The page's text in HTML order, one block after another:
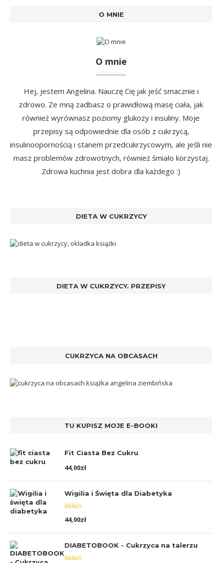
O MNIE
O mnie
Hej, jestem Angelina. Nauczę Cię jak jeść smacznie i
zdrowo. Ze mną zadbasz o prawidłową masę ciała, jak
również wyrównasz poziomy glukozy i insuliny. Moje
przepisy są odpowiednie dla osób z cukrzycą,
insulinoopornością i stanem przedcukrzycowym, ale jeśli nie
masz problemów zdrowotnych, również śmiało korzystaj.
Zdrowa kuchnia jest dobra dla każdego :)
DIETA W CUKRZYCY
DIETA W CUKRZYCY. PRZEPISY
CUKRZYCA NA OBCASACH
TU KUPISZ MOJE E-BOOKI
Fit Ciasta Bez Cukru
44,00zł
Wigilia i Święta dla Diabetyka
Oceniono
5.00na 5
44,00zł
DIABETOBOOK - Cukrzyca na talerzu